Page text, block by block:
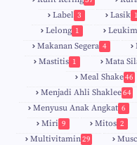
Label 3 Lasik 1
Lelong 1
Makanan Segera 4
Mastitis 1 Mata
Meal Shake46
Menjadi Ahli Shaklee64
Menyusu Anak Angkat 6
Miri 9 Mitos 2
Multivitamin29